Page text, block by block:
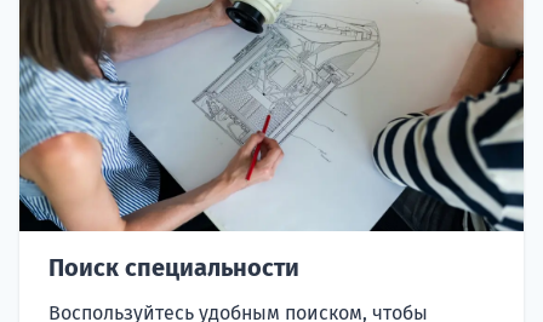
Поиск специальности
Воспользуйтесь удобным поиском, чтобы